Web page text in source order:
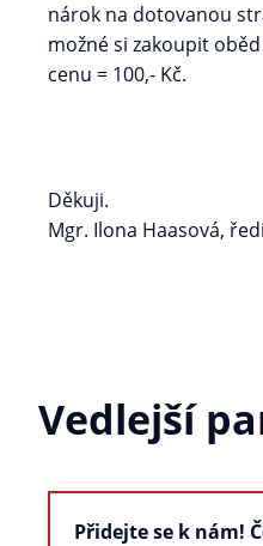
nárok na dotovanou
možné si zakoupit
cenu = 100,- Kč.
Děkuji.
Mgr. Ilona Haasová,
Vedlejší
Přidejte se k nám!